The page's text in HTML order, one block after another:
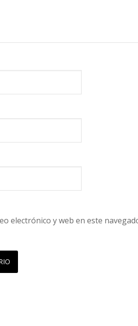
electrónico y web en este